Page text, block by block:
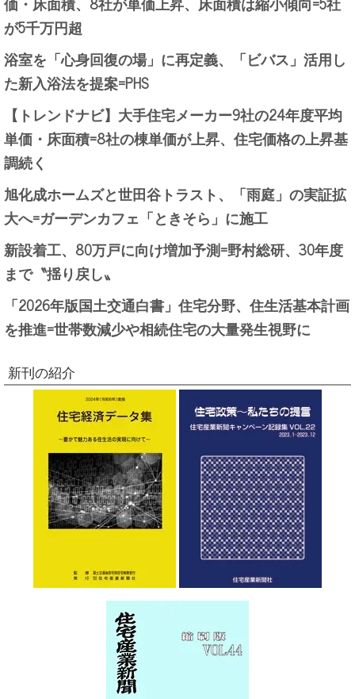
が5千万円超
浴室を「心身回復の場」に再定義、「ビバス」活用し
た新入浴法を提案=PHS
【トレンドナビ】大手住宅メーカー9社の24年度平均
単価・床面積=8社の棟単価が上昇、住宅価格の上昇基
調続く
旭化成ホームズと世田谷トラスト、「雨庭」の実証拡
大へ=ガーデンカフェ「ときそら」に施工
新設着工、80万戸に向け増加予測=野村総研、30年度
まで〝揺り戻し〟
「2026年版国土交通白書」住宅分野、住生活基本計画
を推進=世帯数減少や相続住宅の大量発生視野に
新刊の紹介